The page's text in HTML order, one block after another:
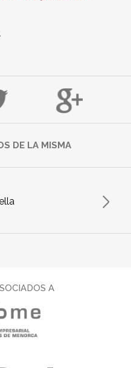
DE LA MISMA
A